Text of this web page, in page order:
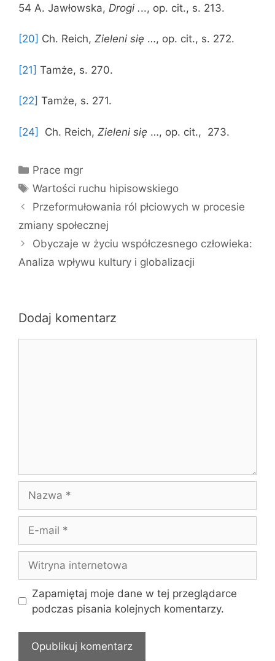
54 A. Jawłowska, Drogi ..., op. cit., s. 213.
[20] Ch. Reich, Zieleni się …, op. cit., s. 272.
[21] Tamże, s. 270.
[22] Tamże, s. 271.
[24] Ch. Reich, Zieleni się …, op. cit., 273.
Kategorie
Prace mgr
Tagi
Wartości ruchu hipisowskiego
Przeformułowania ról płciowych w procesie
zmiany społecznej
Obyczaje w życiu współczesnego człowieka:
Analiza wpływu kultury i globalizacji
Dodaj komentarz
mail
internetowa
Zapamiętaj moje dane w tej przeglądarce
podczas pisania kolejnych komentarzy.